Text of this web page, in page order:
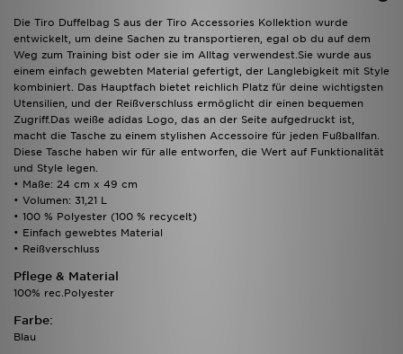
Die Tiro Duffelbag S aus der Tiro Accessories Kollektion wurde
entwickelt, um deine Sachen zu transportieren, egal ob du auf dem
Weg zum Training bist oder sie im Alltag verwendest.Sie wurde aus
einem einfach gewebten Material gefertigt, der Langlebigkeit mit Style
kombiniert. Das Hauptfach bietet reichlich Platz für deine wichtigsten
Utensilien, und der Reißverschluss ermöglicht dir einen bequemen
Zugriff.Das weiße adidas Logo, das an der Seite aufgedruckt ist,
macht die Tasche zu einem stylishen Accessoire für jeden Fußballfan.
Diese Tasche haben wir für alle entworfen, die Wert auf Funktionalität
und Style legen.
• Maße: 24 cm x 49 cm
• Volumen: 31,21 L
• 100 % Polyester (100 % recycelt)
• Einfach gewebtes Material
• Reißverschluss
Pflege & Material
100% rec.Polyester
Farbe:
Blau